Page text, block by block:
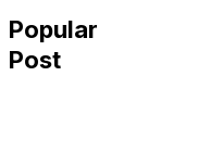
Popular
Post